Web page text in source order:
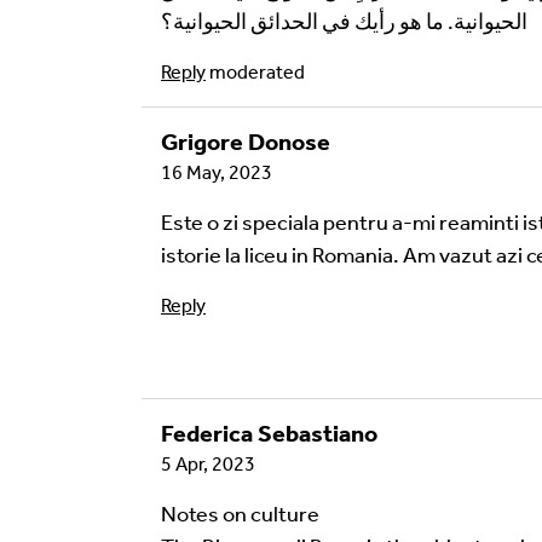
الحيوانية. ما هو رأيك في الحدائق الحيوانية؟
Reply moderated
Grigore Donose
16 May, 2023
Este o zi speciala pentru a-mi reaminti
istorie la liceu in Romania. Am vazut azi
Reply
Federica Sebastiano
5 Apr, 2023
Notes on culture